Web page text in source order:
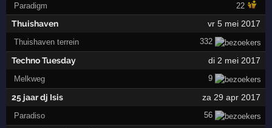
Paradigm 22
Thuishaven vr 5 mei 2017
Thuishaven terrein 332
Techno Tuesday di 2 mei 2017
Melkweg 9
25 jaar dj Isis za 29 apr 2017
Paradiso 56